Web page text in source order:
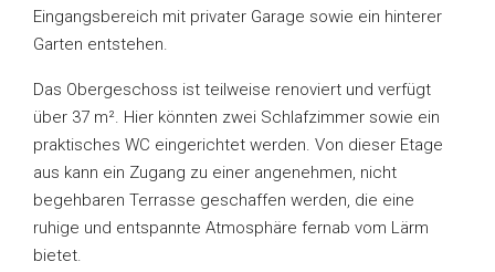
Eingangsbereich mit privater Garage sowie ein hinterer
Garten entstehen.
Das Obergeschoss ist teilweise renoviert und verfügt
über 37 m². Hier könnten zwei Schlafzimmer sowie ein
praktisches WC eingerichtet werden. Von dieser Etage
aus kann ein Zugang zu einer angenehmen, nicht
begehbaren Terrasse geschaffen werden, die eine
ruhige und entspannte Atmosphäre fernab vom Lärm
bietet.